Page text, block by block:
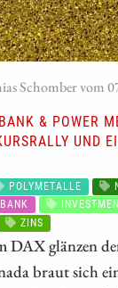
Schomber vom
& POWER
UND
POLYMETALLE
BANK
ZINS
DAX glänzen
braut sich